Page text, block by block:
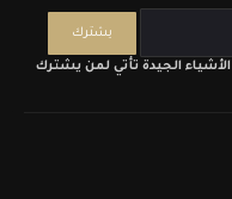
الأشياء الجيدة تأتي لمن يشترك